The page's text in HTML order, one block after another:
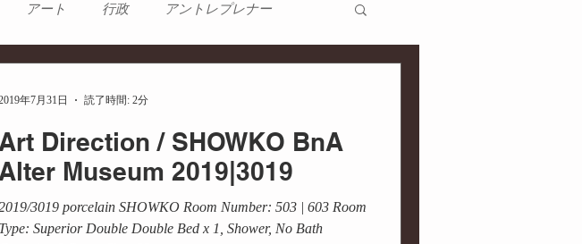
アート 行政 アントレプレナー
ステナビリティ 持続可能 プロデュース
Art Direction / SHOWKO BnA
Alter Museum 2019|3019
3019 porcelain SHOWKO Room Number: 503 | 603 Room
Type: Superior Double Double Bed x 1, Shower, No Bath
年7月31日 読了時間: 2分